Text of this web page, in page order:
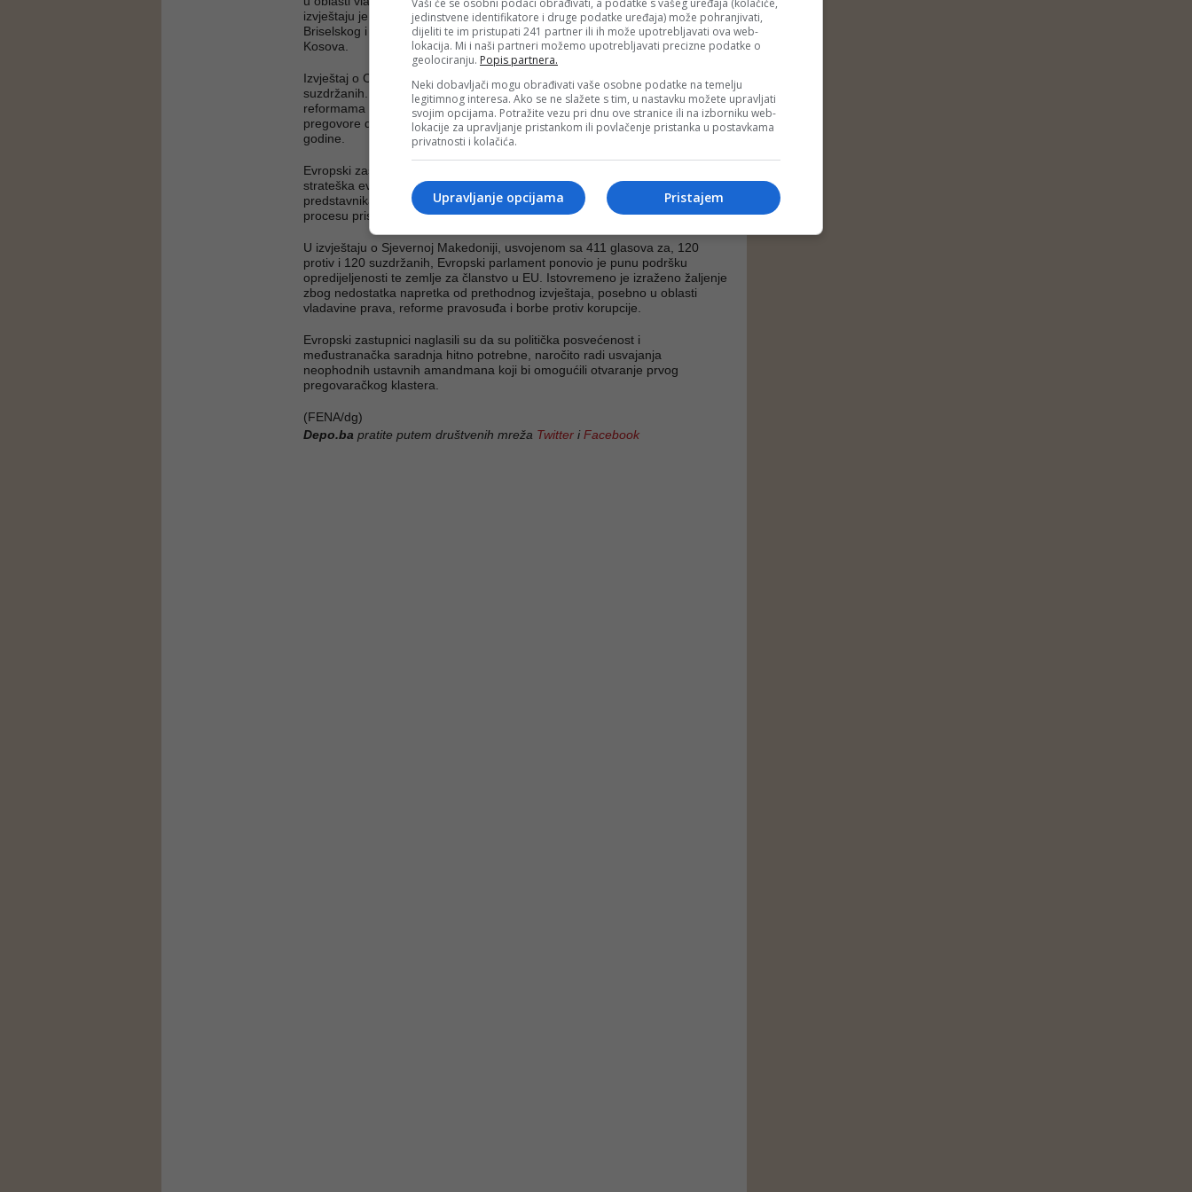
izvještaju je naglašeno da normalizacija odnosa sa Srbijom i provedba
Briselskog i Ohridskog sporazuma ostaju ključni za evropske ambicije
Kosova.
Izvještaj o Crnoj Gori usvojen je sa 486 glasova za, 101 protiv i 75
suzdržanih. Evropski parlament pozdravio je stabilan napredak Crne Gore u
reformama povezanim s EU, uzimajući u obzir ambiciju te zemlje da zaključi
pregovore do kraja 2026. i postane 28. članica Evropske unije do 2028.
godine.
Evropski zastupnici su, uz tehničke reformske kriterije, istaknuli da su
strateška evropska orijentacija i nepokolebljiva posvećenost političkih
predstavnika Crne Gore nezavisnoj državnosti ključni politički kriteriji u
procesu pristupanja.
U izvještaju o Sjevernoj Makedoniji, usvojenom sa 411 glasova za, 120
protiv i 120 suzdržanih, Evropski parlament ponovio je punu podršku
opredijeljenosti te zemlje za članstvo u EU. Istovremeno je izraženo žaljenje
zbog nedostatka napretka od prethodnog izvještaja, posebno u oblasti
vladavine prava, reforme pravosuđa i borbe protiv korupcije.
Evropski zastupnici naglasili su da su politička posvećenost i
međustranačka saradnja hitno potrebne, naročito radi usvajanja
neophodnih ustavnih amandmana koji bi omogućili otvaranje prvog
pregovaračkog klastera.
(FENA/dg)
Depo.ba pratite putem društvenih mreža Twitter iFacebook
Vaši će se osobni podaci obrađivati, a podatke s vašeg uređaja (kolačiće,
jedinstvene identifikatore i druge podatke uređaja) može pohranjivati,
dijeliti te im pristupati 241 partner ili ih može upotrebljavati ova web-
lokacija. Mi i naši partneri možemo upotrebljavati precizne podatke o
geolociranju. Popis partnera.
Neki dobavljači mogu obrađivati vaše osobne podatke na temelju
legitimnog interesa. Ako se ne slažete s tim, u nastavku možete upravljati
svojim opcijama. Potražite vezu pri dnu ove stranice ili na izborniku web-
lokacije za upravljanje pristankom ili povlačenje pristanka u postavkama
privatnosti i kolačića.
Pristajem
Upravljanje opcijama